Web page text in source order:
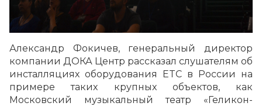
Александр Фокичев, генеральный директор
компании ДОКА Центр рассказал слушателям об
инсталляциях оборудования ETC в России на
примере таких крупных объектов, как
Московский музыкальный театр «Геликон-